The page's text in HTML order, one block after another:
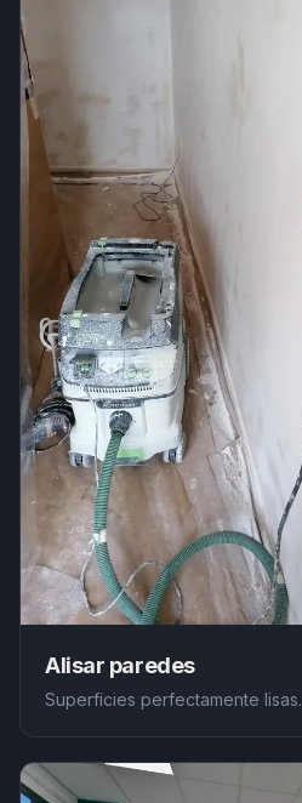
Alisar paredes
Superficies perfectamente lisas.